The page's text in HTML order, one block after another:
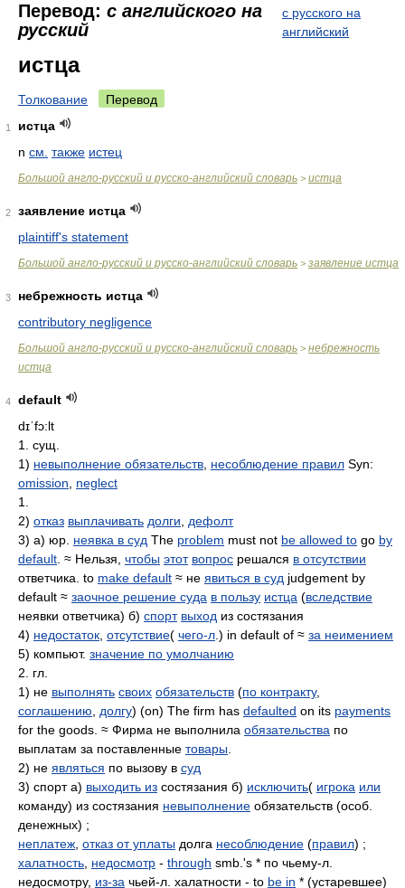
Перевод: с английского на
русский
с русского на
английский
истца
Толкование Перевод
1
истца
n см. также истец
Большой англо-русский и русско-английский словарь > истца
2
заявление истца
plaintiff's statement
Большой англо-русский и русско-английский словарь > заявление истца
3
небрежность истца
contributory negligence
Большой англо-русский и русско-английский словарь > небрежность
истца
4
default
dɪˈfɔ:lt
1. сущ.
1) невыполнение обязательств несоблюдение правил Syn:
omission
neglect
1.
2) отказ выплачивать долги
дефолт
3) а) юр. неявка в суд The problem must not be allowed to go by
default . ≈ Нельзя, чтобы этот вопрос решался в отсутствии
ответчика. to make default ≈ не явиться в суд judgement by
default ≈ заочное решение суда в пользу истца (вследствие
неявки ответчика) б) спорт выход из состязания
4) недостаток отсутствие( чего-л .) in default of ≈ за неимением
5) компьют. значение по умолчанию
2. гл.
1) не выполнять своих обязательств (по контракту,
соглашению
долгу) (on) The firm has defaulted on its payments
for the goods. ≈ Фирма не выполнила обязательства по
выплатам за поставленные товары
2) не являться по вызову в суд
3) спорт а) выходить из состязания б) исключить( игрока или
команду) из состязания невыполнение обязательств (особ.
денежных) ;
неплатеж отказ от уплаты долга несоблюдение (правил) ;
халатность недосмотр - through smb.'s * по чьему-л.
недосмотру, из-за чьей-л. халатности - to be in * (устаревшее)